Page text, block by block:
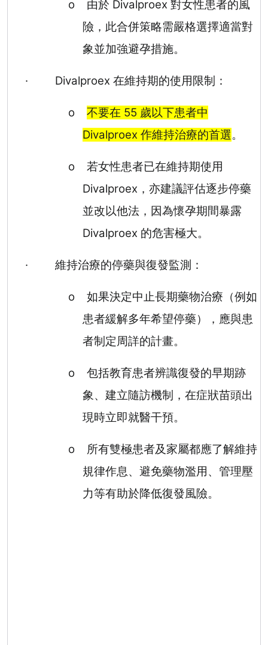
o 由於 Divalproex 對女性患者的風
險，此合併策略需嚴格選擇適當對
象並加強避孕措施。
· Divalproex 在維持期的使用限制：
o 不要在 55 歲以下患者中
Divalproex 作維持治療的首選。
o
若女性患者已在維持期使用
Divalproex ，亦建議評估逐步停藥
並改以他法，因為懷孕期間暴露
Divalproex 的危害極大。
· 維持治療的停藥與復發監測：
o
如果決定中止長期藥物治療（例如
患者緩解多年希望停藥），應與患
者制定周詳的計畫。
o
包括教育患者辨識復發的早期跡
象、建立隨訪機制，在症狀苗頭出
現時立即就醫干預。
o
所有雙極患者及家屬都應了解維持
規律作息、避免藥物濫用、管理壓
力等有助於降低復發風險。